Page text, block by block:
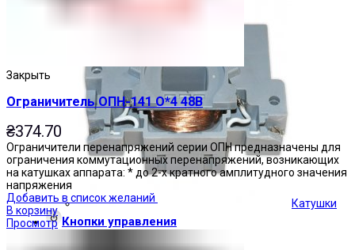
Катушки
Кнопки управления
Закрыть
Ограничитель ОПН-141 О*4 48В
₴374.70
Ограничители перенапряжений серии ОПН предназначены для
ограничения коммутационных перенапряжений, возникающих
на катушках аппарата: * до 2-х кратного амплитудного значения
напряжения
Добавить в список желаний
В корзину
Просмотр